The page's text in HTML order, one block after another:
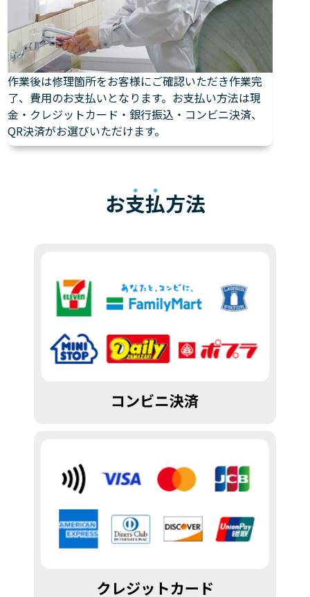
作業後は修理箇所をお客様にご確認いただき作業完
了、費用のお支払いとなります。お支払い方法は現
金・クレジットカード・銀行振込・コンビニ決済、
QR決済がお選びいただけます。
お支払方法